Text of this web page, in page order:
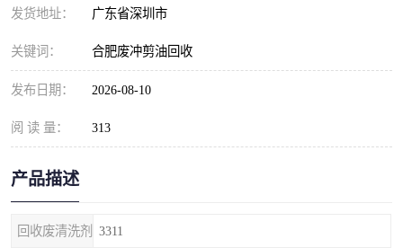
发货地址： 广东省深圳市
关键词： 合肥废冲剪油回收
发布日期： 2026-08-10
阅 读 量： 313
产品描述
回收废清洗剂 3311